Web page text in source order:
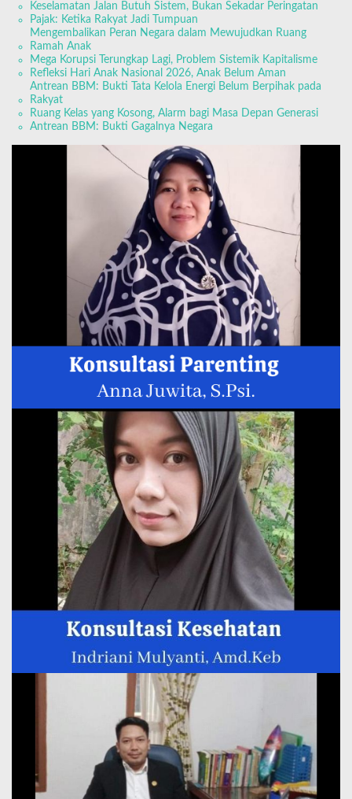
Keselamatan Jalan Butuh Sistem, Bukan Sekadar Peringatan
Pajak: Ketika Rakyat Jadi Tumpuan
Mengembalikan Peran Negara dalam Mewujudkan Ruang
Ramah Anak
Mega Korupsi Terungkap Lagi, Problem Sistemik Kapitalisme
Refleksi Hari Anak Nasional 2026, Anak Belum Aman
Antrean BBM: Bukti Tata Kelola Energi Belum Berpihak pada
Rakyat
Ruang Kelas yang Kosong, Alarm bagi Masa Depan Generasi
Antrean BBM: Bukti Gagalnya Negara